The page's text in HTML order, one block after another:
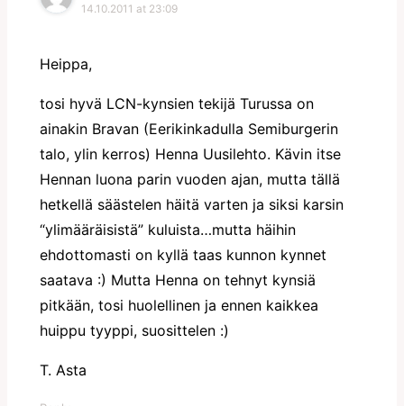
14.10.2011 at 23:09
Heippa,
tosi hyvä LCN-kynsien tekijä Turussa on
ainakin Bravan (Eerikinkadulla Semiburgerin
talo, ylin kerros) Henna Uusilehto. Kävin itse
Hennan luona parin vuoden ajan, mutta tällä
hetkellä säästelen häitä varten ja siksi karsin
“ylimääräisistä” kuluista…mutta häihin
ehdottomasti on kyllä taas kunnon kynnet
saatava :) Mutta Henna on tehnyt kynsiä
pitkään, tosi huolellinen ja ennen kaikkea
huippu tyyppi, suosittelen :)
T. Asta